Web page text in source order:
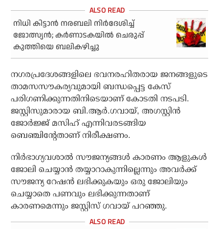
നിധി കിട്ടാൻ നരബലി നിർദേശിച്ച്
ജോത്സ്യൻ; കർണാടകയിൽ ചെരുപ്പ്
കുത്തിയെ ബലികഴിച്ചു
നഗരപ്രദേശങ്ങളിലെ ഭവനരഹിതരായ ജനങ്ങളുടെ
താമസസൗകര്യവുമായി ബന്ധപ്പെട്ട കേസ്
പരിഗണിക്കുന്നതിനിടെയാണ് കോടതി നടപടി.
ജസ്റ്റിസുമാരായ ബി.ആര്‍.ഗവായ്, അഗസ്റ്റിന്‍
ജോര്‍ജ്ജ് മസിഹ് എന്നിവരടങ്ങിയ
ബെഞ്ചിന്റേതാണ് നിരീക്ഷണം.
നിര്‍ഭാഗ്യവശാല്‍ സൗജന്യങ്ങള്‍ കാരണം ആളുകള്‍
ജോലി ചെയ്യാന്‍ തയ്യാറാകുന്നില്ലെന്നും അവര്‍ക്ക്
സൗജന്യ റേഷന്‍ ലഭിക്കുകയും ഒരു ജോലിയും
ചെയ്യാതെ പണവും ലഭിക്കുന്നതാണ്
കാരണമെന്നും ജസ്റ്റിസ് ഗവായ് പറഞ്ഞു.